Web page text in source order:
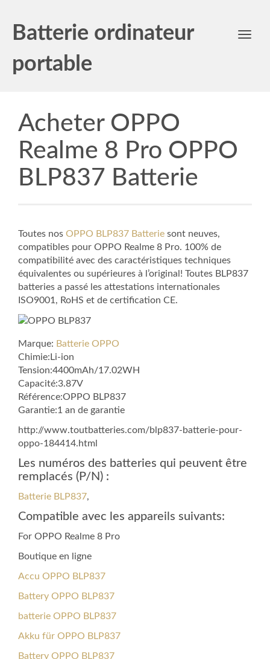
Batterie ordinateur
portable
Toggle
Acheter OPPO
Realme 8 Pro OPPO
BLP837 Batterie
Toutes nos OPPO BLP837 Batterie sont neuves,
compatibles pour OPPO Realme 8 Pro. 100% de
compatibilité avec des caractéristiques techniques
équivalentes ou supérieures à l’original! Toutes BLP837
batteries a passé les attestations internationales
ISO9001, RoHS et de certification CE.
Marque: Batterie OPPO
Chimie:Li-ion
Tension:4400mAh/17.02WH
Capacité:3.87V
Référence:OPPO BLP837
Garantie:1 an de garantie
http://www.toutbatteries.com/blp837-batterie-pour-
oppo-184414.html
Les numéros des batteries qui peuvent être
remplacés (P/N) :
Batterie BLP837,
Compatible avec les appareils suivants:
For OPPO Realme 8 Pro
Boutique en ligne
Accu OPPO BLP837
Battery OPPO BLP837
batterie OPPO BLP837
Akku für OPPO BLP837
Battery OPPO BLP837